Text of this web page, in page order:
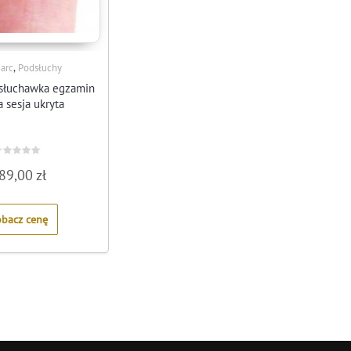
, Podsłuchy
egzamin
sesja ukryta
zł
cenę